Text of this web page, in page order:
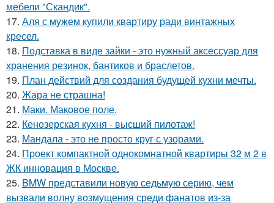
мебели "Скандик".
17. Аля с мужем купили квартиру ради винтажных
кресел.
18. Подставка в виде зайки - это нужный аксессуар для
хранения резинок, бантиков и браслетов.
19. План действий для создания будущей кухни мечты.
20. Жара не страшна!
21. Маки. Маковое поле.
22. Кенозерская кухня - высший пилотаж!
23. Мандала - это не просто круг с узорами.
24. Проект компактной однокомнатной квартиры 32 м 2 в
ЖК инновация в Москве.
25. BMW представили новую седьмую серию, чем
вызвали волну возмущения среди фанатов из-за